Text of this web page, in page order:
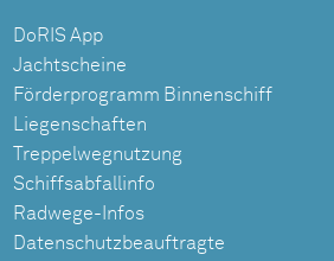
DoRIS App
Jachtscheine
Förderprogramm Binnenschiff
Liegenschaften
Treppelwegnutzung
Schiffsabfallinfo
Radwege-Infos
Datenschutzbeauftragte